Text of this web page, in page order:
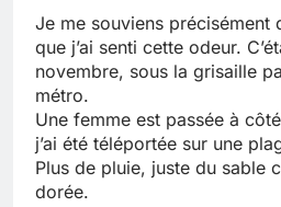
Je me souviens précisément
que j’ai senti cette odeur.
novembre, sous la grisaille
métro.
Une femme est passée à
j’ai été téléportée sur une
Plus de pluie, juste du sable
dorée.